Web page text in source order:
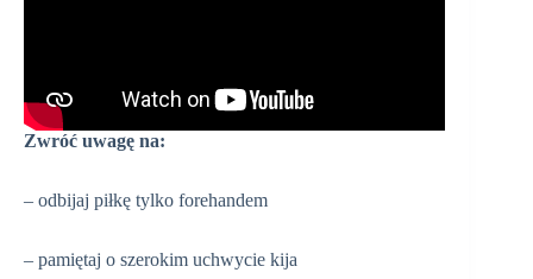
Zwróć uwagę na:
– odbijaj piłkę tylko forehandem
– pamiętaj o szerokim uchwycie kija